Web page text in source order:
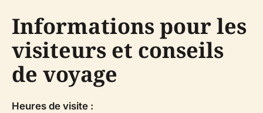
Informations pour les
visiteurs et conseils
de voyage
Heures de visite :